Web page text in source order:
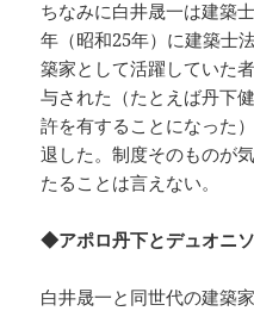
ちなみに白井晟一は建築
年（昭和25年）に建築士
築家として活躍していた
与された（たとえば丹下
許を有することになった
退した。制度そのものが
たることは言えない。
◆アポロ丹下とデュオニ
白井晟一と同世代の建築